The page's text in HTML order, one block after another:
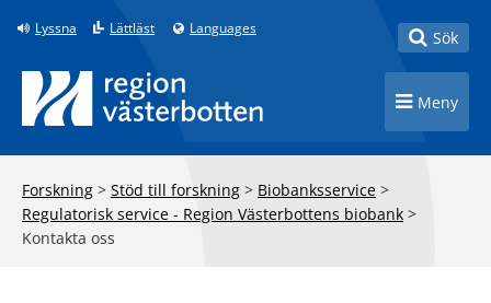
Till innehåll på sidan
Lyssna Lättläst Languages Toggle
Sök
Toggle
Meny
Forskning > Stöd till forskning > Biobanksservice >
Regulatorisk service - Region Västerbottens biobank >
Kontakta oss